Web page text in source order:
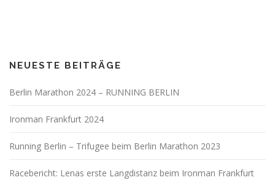
NEUESTE BEITRÄGE
Berlin Marathon 2024 – RUNNING BERLIN
Ironman Frankfurt 2024
Running Berlin – Trifugee beim Berlin Marathon 2023
Racebericht: Lenas erste Langdistanz beim Ironman Frankfurt